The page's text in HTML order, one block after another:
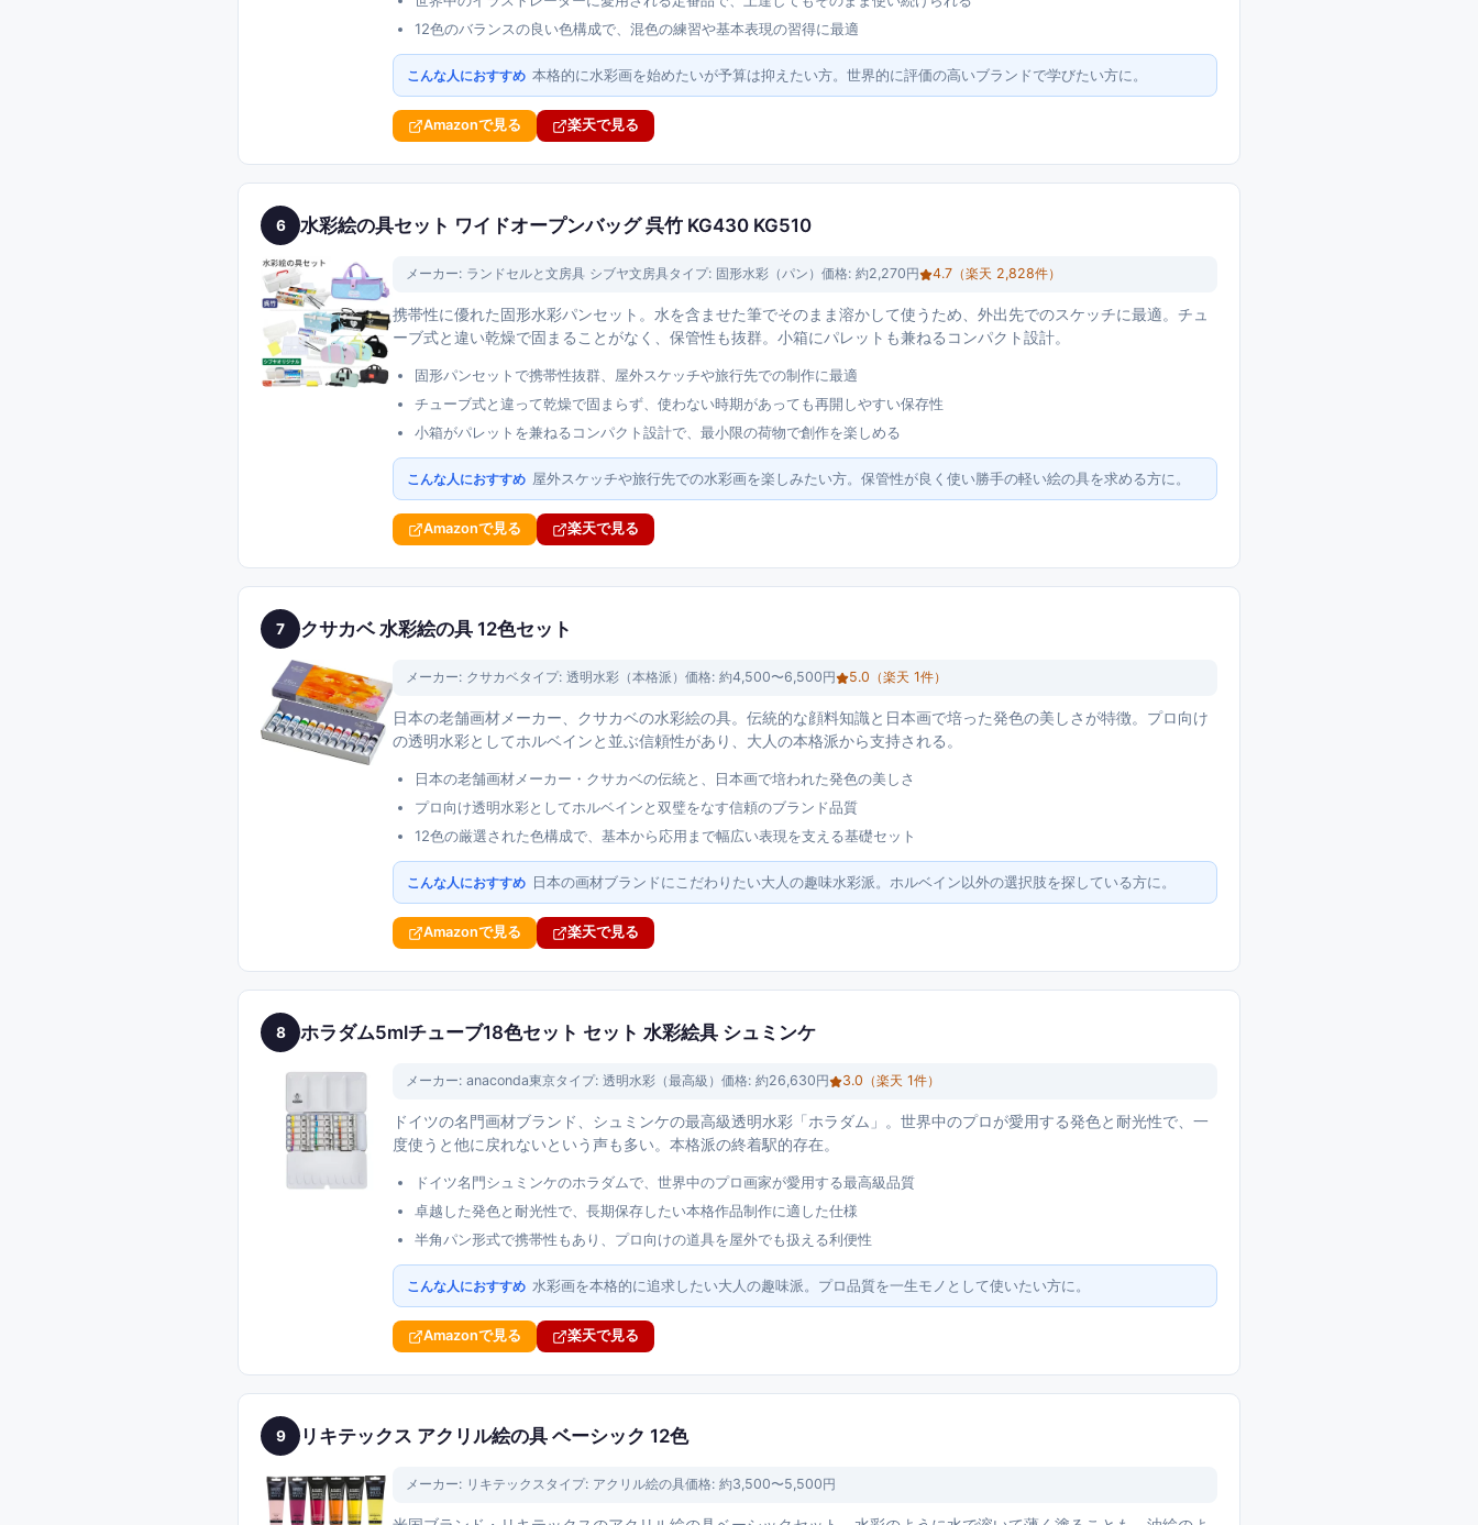
12色のバランスの良い色構成で、混色の練習や基本表現の習得に最適
こんな人におすすめ 本格的に水彩画を始めたいが予算は抑えたい方。世界的に評価の高いブランドで学びたい方に。
Amazonで見る 楽天で見る
6 水彩絵の具セット ワイドオープンバッグ 呉竹 KG430 KG510
メーカー: ランドセルと文房具 シブヤ文房具タイプ: 固形水彩（パン） 価格: 約2,270円 4.7 （楽天 2,828件）
携帯性に優れた固形水彩パンセット。水を含ませた筆でそのまま溶かして使うため、外出先でのスケッチに最適。チュ
ーブ式と違い乾燥で固まることがなく、保管性も抜群。小箱にパレットも兼ねるコンパクト設計。
固形パンセットで携帯性抜群、屋外スケッチや旅行先での制作に最適
チューブ式と違って乾燥で固まらず、使わない時期があっても再開しやすい保存性
小箱がパレットを兼ねるコンパクト設計で、最小限の荷物で創作を楽しめる
こんな人におすすめ 屋外スケッチや旅行先での水彩画を楽しみたい方。保管性が良く使い勝手の軽い絵の具を求める方に。
Amazonで見る 楽天で見る
7 クサカベ 水彩絵の具 12色セット
メーカー: クサカベタイプ: 透明水彩（本格派） 価格: 約4,500〜6,500円 5.0 （楽天 1件）
日本の老舗画材メーカー、クサカベの水彩絵の具。伝統的な顔料知識と日本画で培った発色の美しさが特徴。プロ向け
の透明水彩としてホルベインと並ぶ信頼性があり、大人の本格派から支持される。
日本の老舗画材メーカー・クサカベの伝統と、日本画で培われた発色の美しさ
プロ向け透明水彩としてホルベインと双璧をなす信頼のブランド品質
12色の厳選された色構成で、基本から応用まで幅広い表現を支える基礎セット
こんな人におすすめ 日本の画材ブランドにこだわりたい大人の趣味水彩派。ホルベイン以外の選択肢を探している方に。
Amazonで見る 楽天で見る
8 ホラダム5mlチューブ18色セット セット 水彩絵具 シュミンケ
メーカー: anaconda東京タイプ: 透明水彩（最高級） 価格: 約26,630円 3.0 （楽天 1件）
ドイツの名門画材ブランド、シュミンケの最高級透明水彩「ホラダム」。世界中のプロが愛用する発色と耐光性で、一
度使うと他に戻れないという声も多い。本格派の終着駅的存在。
ドイツ名門シュミンケのホラダムで、世界中のプロ画家が愛用する最高級品質
卓越した発色と耐光性で、長期保存したい本格作品制作に適した仕様
半角パン形式で携帯性もあり、プロ向けの道具を屋外でも扱える利便性
こんな人におすすめ 水彩画を本格的に追求したい大人の趣味派。プロ品質を一生モノとして使いたい方に。
Amazonで見る 楽天で見る
9 リキテックス アクリル絵の具 ベーシック 12色
メーカー: リキテックスタイプ: アクリル絵の具価格: 約3,500〜5,500円